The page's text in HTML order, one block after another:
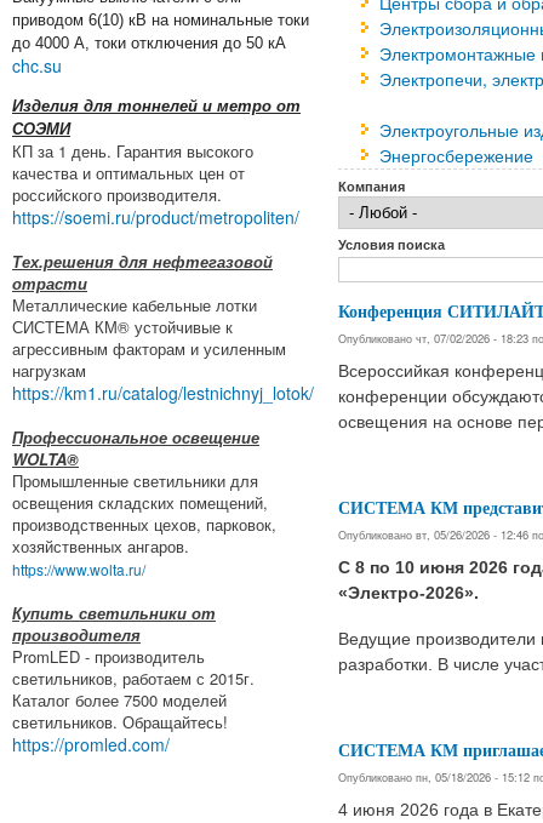
приводом 6(10) кВ на номинальные токи
до 4000 А, токи отключения до 50 кА
chc.su
Изделия для тоннелей и метро от
СОЭМИ
КП за 1 день. Гарантия высокого
качества и оптимальных цен от
российского производителя.
https://soemi.ru/product/metropoliten/
Тех.решения для нефтегазовой
отрасти
Металлические кабельные лотки
СИСТЕМА КМ® устойчивые к
агрессивным факторам и усиленным
нагрузкам
https://km1.ru/catalog/lestnichnyj_lotok/
Профессиональное освещение
WOLTA®
Промышленные светильники для
освещения складских помещений,
производственных цехов, парковок,
хозяйственных ангаров.
https://www.wolta.ru/
Купить светильники от
производителя
PromLED - производитель
светильников, работаем с 2015г.
Каталог более 7500 моделей
светильников. Обращайтесь!
https://promled.com/
Электромонтажные
Электропечи,
Электроугольные
Энергосбережение
Компания
Условия поиска
Конференция
Опубликовано чт, 07/02/2026 - 18:23
Всероссийкая
конференции
освещения на основе
СИСТЕМА КМ представит
Опубликовано вт, 05/26/2026 - 12:46
С 8 по 10 июня 2026
«Электро-2026».
Ведущие производители
разработки. В числе
СИСТЕМА КМ
Опубликовано пн, 05/18/2026 - 15:12
4 июня 2026 года в